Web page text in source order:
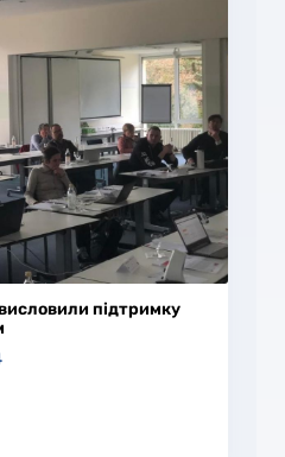
підтримку